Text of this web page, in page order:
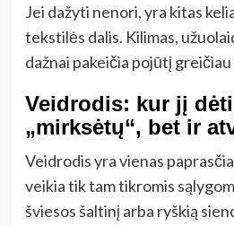
Jei dažyti nenori, yra kitas
tekstilės dalis. Kilimas,
dažnai pakeičia pojūtį greičiau
Veidrodis: kur jį
„mirksėtų“, bet ir
Veidrodis yra vienas
veikia tik tam tikromis
šviesos šaltinį arba ryškią